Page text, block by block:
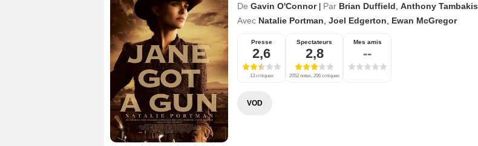
De Gavin O'Connor | Par Brian Duffield Anthony Tambakis
Avec Natalie Portman Joel Edgerton Ewan McGregor
Presse
2,6
13 critiques
Spectateurs
2,8
2052 notes, 206 critiques
Mes amis
--
VOD